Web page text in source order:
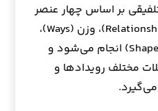
بر اساس چهار عنصر
اصلی به نام‌های رابطه (Relationships)، وزن (Ways)،
منابع (Sources) و شکل (Shapes) انجام می‌شود و
مختلف رویدادها و
می‌گیرد.